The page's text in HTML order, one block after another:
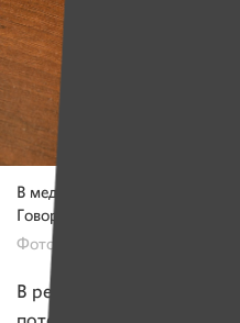
В медицину Алеся пошла,
Говорит, что очень любит
Фото: Виктория Герасимова,
В результате подруга